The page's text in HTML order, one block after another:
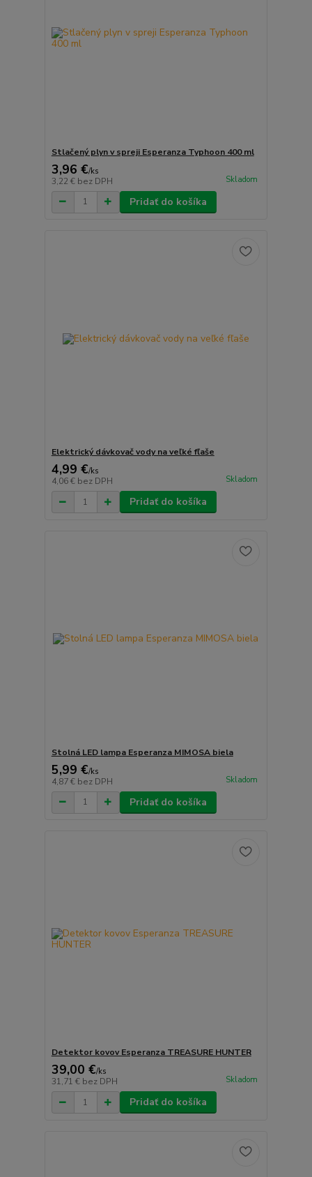
Stlačený plyn v spreji Esperanza Typhoon 400 ml
3,96 €/ks
3,22 € bez DPH Skladom
Pridať do košíka
Elektrický dávkovač vody na veľké fľaše
4,99 €/ks
4,06 € bez DPH Skladom
Pridať do košíka
Stolná LED lampa Esperanza MIMOSA biela
5,99 €/ks
4,87 € bez DPH Skladom
Pridať do košíka
Detektor kovov Esperanza TREASURE HUNTER
39,00 €/ks
31,71 € bez DPH Skladom
Pridať do košíka